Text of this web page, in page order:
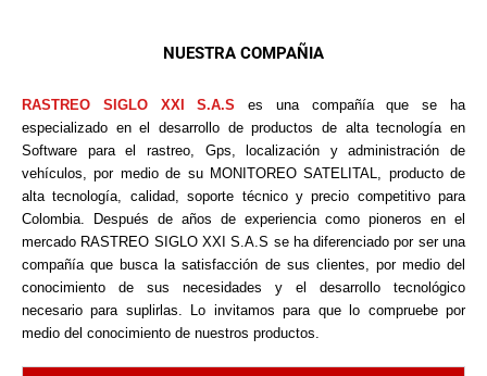
NUESTRA COMPAÑIA
RASTREO SIGLO XXI S.A.S es una compañía que se ha
especializado en el desarrollo de productos de alta tecnología en
Software para el rastreo, Gps, localización y administración de
vehículos, por medio de su MONITOREO SATELITAL, producto de
alta tecnología, calidad, soporte técnico y precio competitivo para
Colombia. Después de años de experiencia como pioneros en el
mercado RASTREO SIGLO XXI S.A.S se ha diferenciado por ser una
compañía que busca la satisfacción de sus clientes, por medio del
conocimiento de sus necesidades y el desarrollo tecnológico
necesario para suplirlas. Lo invitamos para que lo compruebe por
medio del conocimiento de nuestros productos.